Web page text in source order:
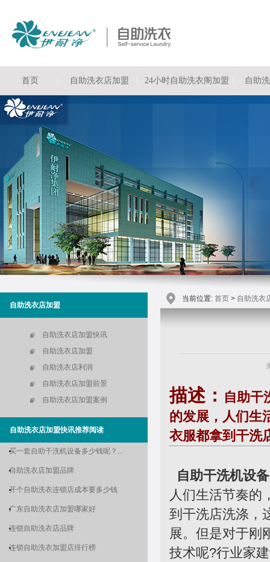
首页 自助洗衣店加盟 24小时自助洗衣阁加盟 自助
自助洗衣店加盟
自助洗衣店加盟快讯
自助洗衣店加盟
自助洗衣店利润
自助洗衣店加盟前景
自助洗衣店加盟案例
自助洗衣店加盟快讯推荐阅读
买一套自助干洗机设备多少钱呢？...
自助洗衣店加盟品牌
开个自助洗衣连锁店成本要多少钱
广东自助洗衣店加盟哪家好
连锁自助洗衣店品牌
连锁自助洗衣加盟店排行榜
当前位置: 首页 > 自助洗衣
描述： 自助干
的发展，人们生
衣服都拿到干洗
自助干洗机设
人们生活节奏的
到干洗店洗涤，
展。但是对于刚
技术呢?行业家